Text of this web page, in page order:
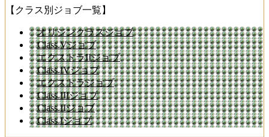
【クラス別ジョブ一覧】
オリジンクラスジョブ
Class.Vジョブ
エクストラIIジョブ
Class.IVジョブ
エクストラジョブ
Class.IIIジョブ
Class.IIジョブ
Class.Iジョブ